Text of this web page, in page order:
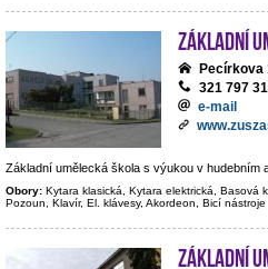
Základní
Pecírkova
321 797
e-mail
Základní umělecká škola s výukou v hudebním
Obory: Kytara klasická, Kytara elektrická, Basová
Pozoun, Klavír, El. klávesy, Akordeon, Bicí nástroje
Základní